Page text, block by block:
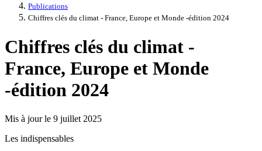
Publications
Chiffres clés du climat - France, Europe et Monde -édition 2024
Chiffres clés du climat -
France, Europe et Monde
-édition 2024
Mis à jour le 9 juillet 2025
Les indispensables